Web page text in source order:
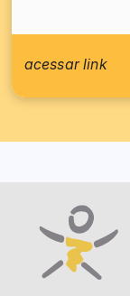
acessar link